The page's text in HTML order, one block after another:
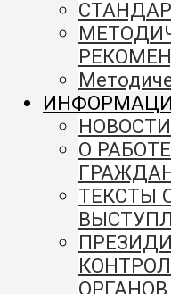
НОВОСТИ
О
ТЕКСТЫ